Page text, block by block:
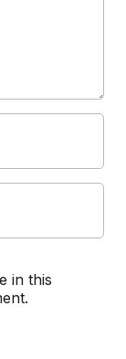
in this